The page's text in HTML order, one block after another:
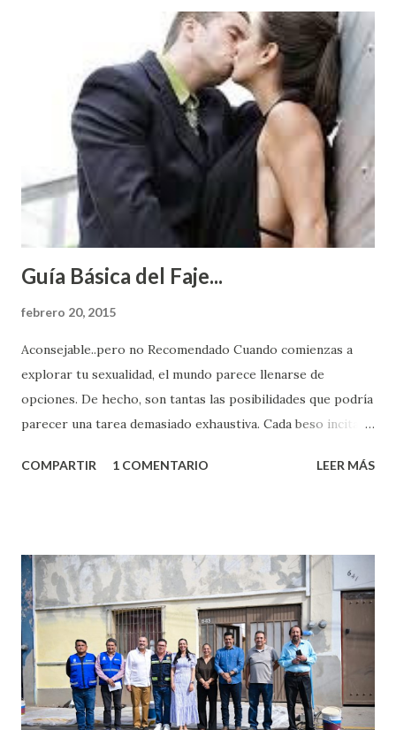
Guía Básica del Faje...
febrero 20, 2015
Aconsejable..pero no Recomendado Cuando comienzas a
explorar tu sexualidad, el mundo parece llenarse de
opciones. De hecho, son tantas las posibilidades que podría
parecer una tarea demasiado exhaustiva. Cada beso incita
partes de ti que jamás hubieras imaginado. El problema es
conoces ni la mitad de lo que deberías saber. Pero incluso
quienes ya han tenido relaciones sexuales no son expertos
o expertas en el tema. Siempre hay algo nuevo que
aprender y nuevas experiencias que conocer. Si eres una
chica y aún no has tenido relaciones sexuales, tal vez
pienses que el sexo será increíble y no puedas esperar para
experimentarlo, pero como cualquier persona con
COMPARTIR 1 COMENTARIO LEER MÁS